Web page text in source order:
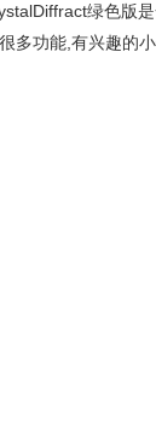
绿色版
多功能,有兴趣的